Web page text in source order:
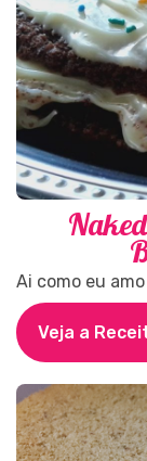
Ai como eu
Veja a